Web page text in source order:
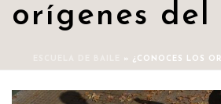
orígenes del
» ¿CONOCES LOS